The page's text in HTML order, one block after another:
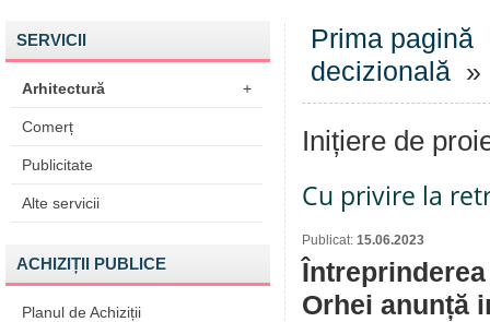
SERVICII
Arhitectură +
Comerț
Publicitate
Alte servicii
ACHIZIȚII PUBLICE
Planul de Achiziții
Prima pagină
decizională »
Inițiere de
Cu privire la
Publicat: 15.06.2023
Orhei anunță